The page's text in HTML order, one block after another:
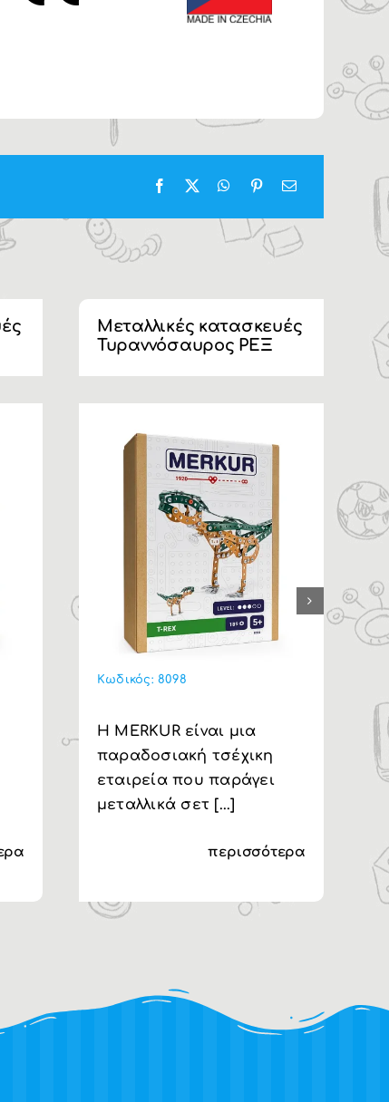
Μεταλλικές κατασκευές
Τυραννόσαυρος ΡΕΞ
Κωδικός:8098
H MERKUR είναι μια
παραδοσιακή τσέχικη
εταιρεία που παράγει
μεταλλικά σετ [...]
περισσότερα